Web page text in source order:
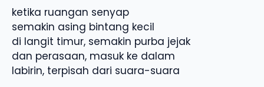
ketika ruangan senyap
semakin asing bintang kecil
di langit timur, semakin purba jejak
dan perasaan, masuk ke dalam
labirin, terpisah dari suara-suara